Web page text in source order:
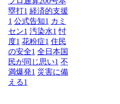
塁打1 経済的支援
1 公式告知1 カミ
セン1 汚染水1 忖
度1 花粉症1 住民
の安全1 全日本国
民が同じ思い1 不
満爆発1 災害に備
える1